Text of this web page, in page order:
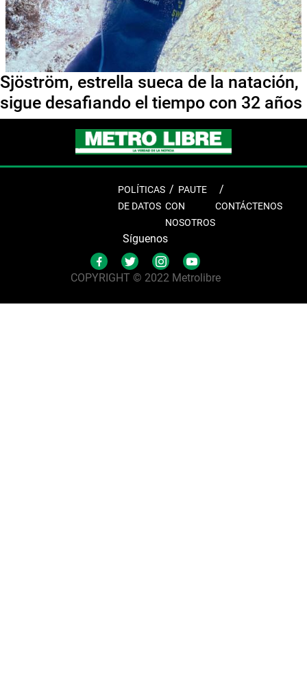
Sjöström, estrella sueca de la natación,
sigue desafiando el tiempo con 32 años
POLÍTICAS
DE DATOS
PAUTE
CON
NOSOTROS
CONTÁCTENOS
Síguenos
COPYRIGHT © 2022 Metrolibre